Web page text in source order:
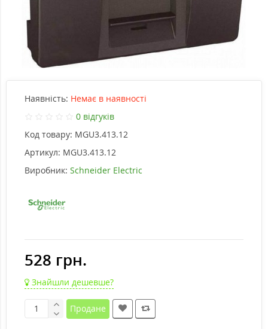
Наявність: Немає в наявності
0 відгуків
Код товару: MGU3.413.12
Артикул: MGU3.413.12
Виробник: Schneider Electric
528 грн.
Знайшли дешевше?
Продане